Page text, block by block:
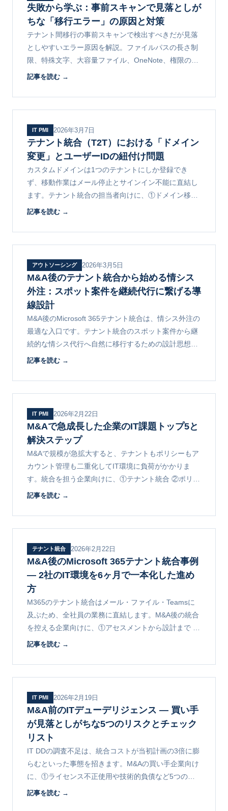
失敗から学ぶ：事前スキャンで見落としが
ちな「移行エラー」の原因と対策
テナント間移行の事前スキャンで検出すべきだが見落
としやすいエラー原因を解説。ファイルパスの長さ制
限、特殊文字、大容量ファイル、OneNote、権限の継
承切れなど、現場で頻出する問題と対策をまとめま
記事を読む →
IT PMI 2026年3月7日
テナント統合（T2T）における「ドメイン
変更」とユーザーIDの紐付け問題
カスタムドメインは1つのテナントにしか登録でき
ず、移動作業はメール停止とサインイン不能に直結し
ます。テナント統合の担当者向けに、①ドメイン移動
の手順 ②メール疎通停止を最小化する工夫 ③UPNマ
記事を読む →
アウトソーシング 2026年3月5日
M&A後のテナント統合から始める情シス
外注：スポット案件を継続代行に繋げる導
線設計
M&A後のMicrosoft 365テナント統合は、情シス外注の
最適な入口です。テナント統合のスポット案件から継
続的な情シス代行へ自然に移行するための設計思想
と、テナント統合プロジェクトの全体像を解説しま
記事を読む →
IT PMI 2026年2月22日
M&Aで急成長した企業のIT課題トップ5と
解決ステップ
M&Aで規模が急拡大すると、テナントもポリシーもア
カウント管理も二重化してIT環境に負荷がかかりま
す。統合を担う企業向けに、①テナント統合 ②ポリシ
ー不統一 ③IT資産の可視化など5つの課題と解決ステ
記事を読む →
テナント統合 2026年2月22日
M&A後のMicrosoft 365テナント統合事例
― 2社のIT環境を6ヶ月で一本化した進め
方
M365のテナント統合はメール・ファイル・Teamsに
及ぶため、全社員の業務に直結します。M&A後の統合
を控える企業向けに、①アセスメントから設計まで ②
移行実施の進め方 ③ドメイン切替と安定化を6ヶ月の
記事を読む →
IT PMI 2026年2月19日
M&A前のITデューデリジェンス ― 買い手
が見落としがちな5つのリスクとチェック
リスト
IT DDの調査不足は、統合コストが当初計画の3倍に膨
らむといった事態を招きます。M&Aの買い手企業向け
に、①ライセンス不正使用や技術的負債など5つのリ
スク ②IT DDの進め方 ③実務で使えるチェックリスト
記事を読む →